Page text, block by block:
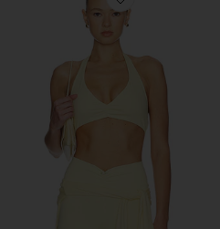
Favorite TOP トップ